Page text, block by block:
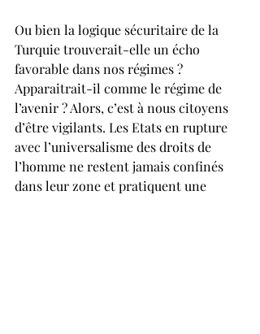
Ou bien la logique sécuritaire de la
Turquie trouverait-elle un écho
favorable dans nos régimes ?
Apparaitrait-il comme le régime de
l’avenir ? Alors, c’est à nous citoyens
d’être vigilants. Les Etats en rupture
avec l’universalisme des droits de
l’homme ne restent jamais confinés
dans leur zone et pratiquent une